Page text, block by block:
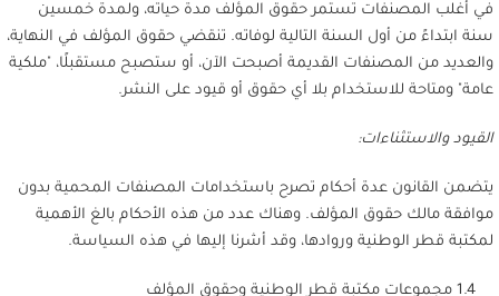
في أغلب المصنفات تستمر حقوق المؤلف مدة حياته، ولمدة خمسين
سنة ابتداءً من أول السنة التالية لوفاته. تنقضي حقوق المؤلف في النهاية،
والعديد من المصنفات القديمة أصبحت الآن، أو ستصبح مستقبلًا، "ملكية
عامة" ومتاحة للاستخدام بلا أي حقوق أو قيود على النشر.
القيود والاستثناءات:
يتضمن القانون عدة أحكام تصرح باستخدامات المصنفات المحمية بدون
موافقة مالك حقوق المؤلف. وهناك عدد من هذه الأحكام بالغ الأهمية
لمكتبة قطر الوطنية وروادها، وقد أشرنا إليها في هذه السياسة.